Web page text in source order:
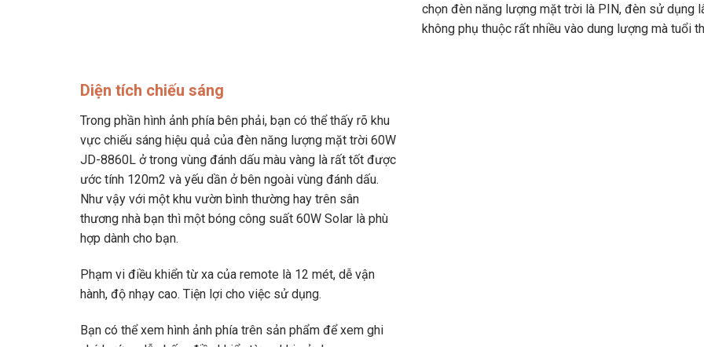
chọn đèn năng lượng mặt trời là PIN, đèn sử dụng
không phụ thuộc rất nhiều vào dung lượng mà tuổi
Diện tích chiếu sáng
Trong phần hình ảnh phía bên phải, bạn có thể thấy rõ khu
vực chiếu sáng hiệu quả của đèn năng lượng mặt trời 60W
JD-8860L ở trong vùng đánh dấu màu vàng là rất tốt được
ước tính 120m2 và yếu dần ở bên ngoài vùng đánh dấu.
Như vậy với một khu vườn bình thường hay trên sân
thương nhà bạn thì một bóng công suất 60W Solar là phù
hợp dành cho bạn.
Phạm vi điều khiển từ xa của remote là 12 mét, dễ vận
hành, độ nhạy cao. Tiện lợi cho việc sử dụng.
Bạn có thể xem hình ảnh phía trên sản phẩm để xem ghi